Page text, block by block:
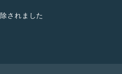
されました